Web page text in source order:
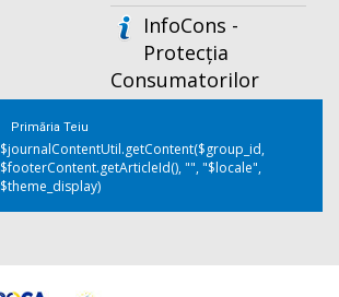
InfoCons -
Protecția
Consumatorilor
Primăria Teiu
$journalContentUtil.getContent($group_id,
$footerContent.getArticleId(), "", "$locale",
$theme_display)